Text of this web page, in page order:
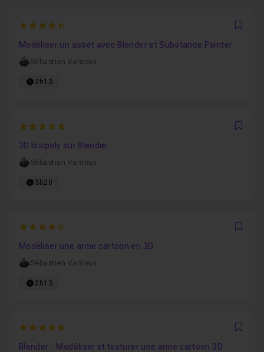
4.6666666666667
Modéliser un asset avec Blender et Substance Painter
Sébastien Vanteux
2h13
5
3D lowpoly sur Blender
Sébastien Vanteux
3h20
4.75
Modéliser une arme cartoon en 3D
Sébastien Vanteux
2h13
5
Blender - Modéliser et texturer une arme cartoon 3D